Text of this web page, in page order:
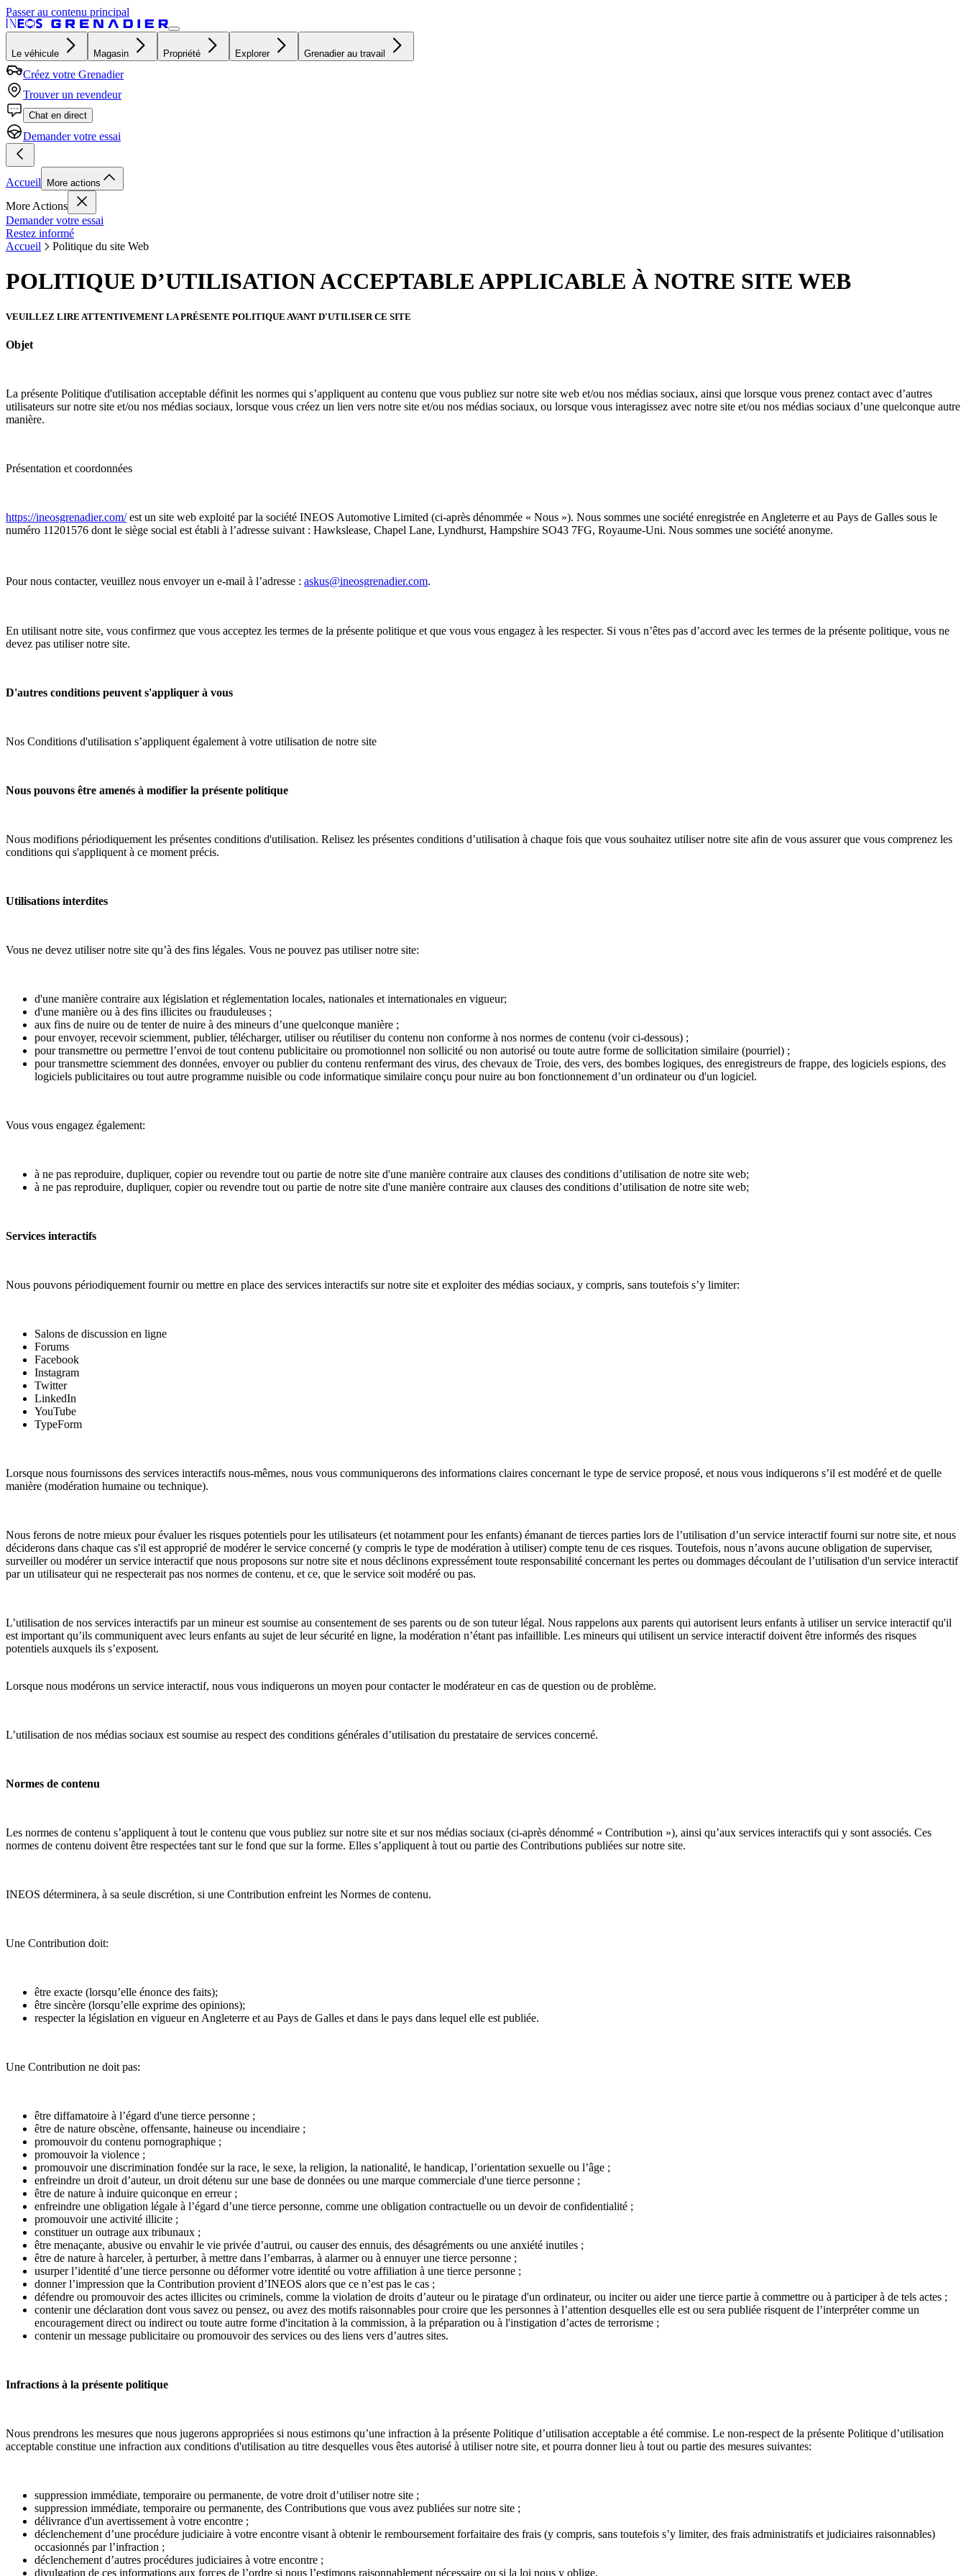
Passer au contenu principal
Le véhicule Magasin Propriété Explorer Grenadier au travail
Créez votre Grenadier
Trouver un revendeur
Chat en direct
Demander votre essai
Accueil More actions
More Actions
Demander votre essai
Restez informé
Accueil
Politique du site Web
POLITIQUE D’UTILISATION ACCEPTABLE APPLICABLE À NOTRE SITE WEB
VEUILLEZ LIRE ATTENTIVEMENT LA PRÉSENTE POLITIQUE AVANT D'UTILISER CE SITE
Objet
La présente Politique d'utilisation acceptable définit les normes qui s’appliquent au contenu que vous publiez sur notre site web et/ou nos médias sociaux, ainsi que lorsque vous prenez contact avec d’autres
utilisateurs sur notre site et/ou nos médias sociaux, lorsque vous créez un lien vers notre site et/ou nos médias sociaux, ou lorsque vous interagissez avec notre site et/ou nos médias sociaux d’une quelconque autre
manière.
Présentation et coordonnées
https://ineosgrenadier.com/est un site web exploité par la société INEOS Automotive Limited (ci-après dénommée « Nous »). Nous sommes une société enregistrée en Angleterre et au Pays de Galles sous le
numéro 11201576 dont le siège social est établi à l’adresse suivant : Hawkslease, Chapel Lane, Lyndhurst, Hampshire SO43 7FG, Royaume-Uni. Nous sommes une société anonyme.
Pour nous contacter, veuillez nous envoyer un e-mail à l’adresse : askus@ineosgrenadier.com.
En utilisant notre site, vous confirmez que vous acceptez les termes de la présente politique et que vous vous engagez à les respecter. Si vous n’êtes pas d’accord avec les termes de la présente politique, vous ne
devez pas utiliser notre site.
D'autres conditions peuvent s'appliquer à vous
Nos Conditions d'utilisation s’appliquent également à votre utilisation de notre site
Nous pouvons être amenés à modifier la présente politique
Nous modifions périodiquement les présentes conditions d'utilisation. Relisez les présentes conditions d’utilisation à chaque fois que vous souhaitez utiliser notre site afin de vous assurer que vous comprenez les
conditions qui s'appliquent à ce moment précis.
Utilisations interdites
Vous ne devez utiliser notre site qu’à des fins légales. Vous ne pouvez pas utiliser notre site:
d'une manière contraire aux législation et réglementation locales, nationales et internationales en vigueur;
d'une manière ou à des fins illicites ou frauduleuses ;
aux fins de nuire ou de tenter de nuire à des mineurs d’une quelconque manière ;
pour envoyer, recevoir sciemment, publier, télécharger, utiliser ou réutiliser du contenu non conforme à nos normes de contenu (voir ci-dessous) ;
pour transmettre ou permettre l’envoi de tout contenu publicitaire ou promotionnel non sollicité ou non autorisé ou toute autre forme de sollicitation similaire (pourriel) ;
pour transmettre sciemment des données, envoyer ou publier du contenu renfermant des virus, des chevaux de Troie, des vers, des bombes logiques, des enregistreurs de frappe, des logiciels espions, des
logiciels publicitaires ou tout autre programme nuisible ou code informatique similaire conçu pour nuire au bon fonctionnement d’un ordinateur ou d'un logiciel.
Vous vous engagez également:
à ne pas reproduire, dupliquer, copier ou revendre tout ou partie de notre site d'une manière contraire aux clauses des conditions d’utilisation de notre site web;
à ne pas reproduire, dupliquer, copier ou revendre tout ou partie de notre site d'une manière contraire aux clauses des conditions d’utilisation de notre site web;
Services interactifs
Nous pouvons périodiquement fournir ou mettre en place des services interactifs sur notre site et exploiter des médias sociaux, y compris, sans toutefois s’y limiter:
Salons de discussion en ligne
Forums
Facebook
Instagram
Twitter
LinkedIn
YouTube
TypeForm
Lorsque nous fournissons des services interactifs nous-mêmes, nous vous communiquerons des informations claires concernant le type de service proposé, et nous vous indiquerons s’il est modéré et de quelle
manière (modération humaine ou technique).
Nous ferons de notre mieux pour évaluer les risques potentiels pour les utilisateurs (et notamment pour les enfants) émanant de tierces parties lors de l’utilisation d’un service interactif fourni sur notre site, et nous
déciderons dans chaque cas s'il est approprié de modérer le service concerné (y compris le type de modération à utiliser) compte tenu de ces risques. Toutefois, nous n’avons aucune obligation de superviser,
surveiller ou modérer un service interactif que nous proposons sur notre site et nous déclinons expressément toute responsabilité concernant les pertes ou dommages découlant de l’utilisation d'un service interactif
par un utilisateur qui ne respecterait pas nos normes de contenu, et ce, que le service soit modéré ou pas.
L’utilisation de nos services interactifs par un mineur est soumise au consentement de ses parents ou de son tuteur légal. Nous rappelons aux parents qui autorisent leurs enfants à utiliser un service interactif qu'il
est important qu’ils communiquent avec leurs enfants au sujet de leur sécurité en ligne, la modération n’étant pas infaillible. Les mineurs qui utilisent un service interactif doivent être informés des risques
potentiels auxquels ils s’exposent.
Lorsque nous modérons un service interactif, nous vous indiquerons un moyen pour contacter le modérateur en cas de question ou de problème.
L’utilisation de nos médias sociaux est soumise au respect des conditions générales d’utilisation du prestataire de services concerné.
Normes de contenu
Les normes de contenu s’appliquent à tout le contenu que vous publiez sur notre site et sur nos médias sociaux (ci-après dénommé « Contribution »), ainsi qu’aux services interactifs qui y sont associés. Ces
normes de contenu doivent être respectées tant sur le fond que sur la forme. Elles s’appliquent à tout ou partie des Contributions publiées sur notre site.
INEOS déterminera, à sa seule discrétion, si une Contribution enfreint les Normes de contenu.
Une Contribution doit:
être exacte (lorsqu’elle énonce des faits);
être sincère (lorsqu’elle exprime des opinions);
respecter la législation en vigueur en Angleterre et au Pays de Galles et dans le pays dans lequel elle est publiée.
Une Contribution ne doit pas:
être diffamatoire à l’égard d'une tierce personne ;
être de nature obscène, offensante, haineuse ou incendiaire ;
promouvoir du contenu pornographique ;
promouvoir la violence ;
promouvoir une discrimination fondée sur la race, le sexe, la religion, la nationalité, le handicap, l’orientation sexuelle ou l’âge ;
enfreindre un droit d’auteur, un droit détenu sur une base de données ou une marque commerciale d'une tierce personne ;
être de nature à induire quiconque en erreur ;
enfreindre une obligation légale à l’égard d’une tierce personne, comme une obligation contractuelle ou un devoir de confidentialité ;
promouvoir une activité illicite ;
constituer un outrage aux tribunaux ;
être menaçante, abusive ou envahir le vie privée d’autrui, ou causer des ennuis, des désagréments ou une anxiété inutiles ;
être de nature à harceler, à perturber, à mettre dans l’embarras, à alarmer ou à ennuyer une tierce personne ;
usurper l’identité d’une tierce personne ou déformer votre identité ou votre affiliation à une tierce personne ;
donner l’impression que la Contribution provient d’INEOS alors que ce n’est pas le cas ;
défendre ou promouvoir des actes illicites ou criminels, comme la violation de droits d’auteur ou le piratage d'un ordinateur, ou inciter ou aider une tierce partie à commettre ou à participer à de tels actes ;
contenir une déclaration dont vous savez ou pensez, ou avez des motifs raisonnables pour croire que les personnes à l’attention desquelles elle est ou sera publiée risquent de l’interpréter comme un
encouragement direct ou indirect ou toute autre forme d'incitation à la commission, à la préparation ou à l'instigation d’actes de terrorisme ;
contenir un message publicitaire ou promouvoir des services ou des liens vers d’autres sites.
Infractions à la présente politique
Nous prendrons les mesures que nous jugerons appropriées si nous estimons qu’une infraction à la présente Politique d’utilisation acceptable a été commise. Le non-respect de la présente Politique d’utilisation
acceptable constitue une infraction aux conditions d'utilisation au titre desquelles vous êtes autorisé à utiliser notre site, et pourra donner lieu à tout ou partie des mesures suivantes:
suppression immédiate, temporaire ou permanente, de votre droit d’utiliser notre site ;
suppression immédiate, temporaire ou permanente, des Contributions que vous avez publiées sur notre site ;
délivrance d'un avertissement à votre encontre ;
déclenchement d’une procédure judiciaire à votre encontre visant à obtenir le remboursement forfaitaire des frais (y compris, sans toutefois s’y limiter, des frais administratifs et judiciaires raisonnables)
occasionnés par l’infraction ;
déclenchement d’autres procédures judiciaires à votre encontre ;
divulgation de ces informations aux forces de l’ordre si nous l’estimons raisonnablement nécessaire ou si la loi nous y oblige.